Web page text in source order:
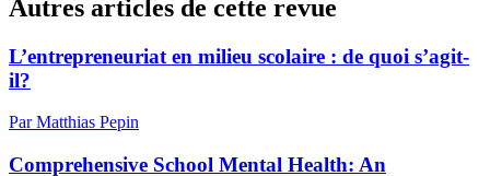
Autres articles de cette revue
L’entrepreneuriat en milieu scolaire : de quoi s’agit-
il?
Par Matthias Pepin
Comprehensive School Mental Health: An